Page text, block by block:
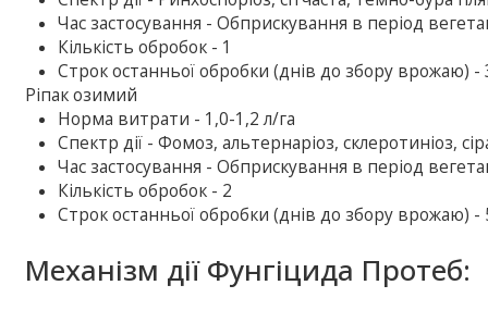
Час застосування - Обприскування в період
Кількість обробок - 1
Строк останньої обробки (днів до збору врожаю) -
Ріпак озимий
Норма витрати - 1,0-1,2 л/га
Спектр дії - Фомоз, альтернаріоз, склеротиніоз,
Час застосування - Обприскування в період
Кількість обробок - 2
Строк останньої обробки (днів до збору врожаю) -
Механізм дії Фунгіцида Протеб: